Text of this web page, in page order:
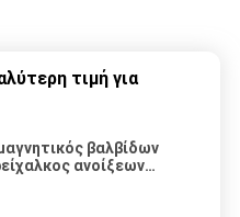
τιμή για
βαλβίδων
ανοίξεων